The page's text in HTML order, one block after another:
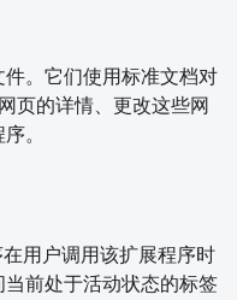
。它们使用标准文档对
页的详情、更改这些网
。
用户调用该扩展程序时
当前处于活动状态的标签